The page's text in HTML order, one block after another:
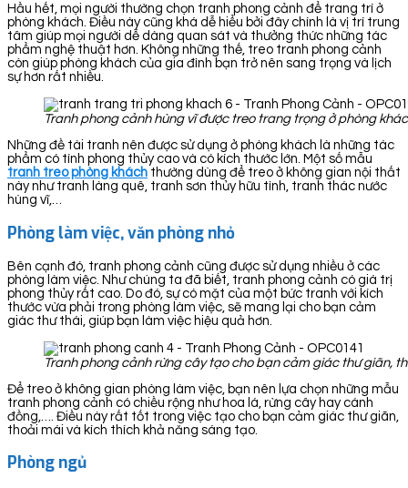
Hầu hết, mọi người thường chọn tranh phong cảnh để trang trí ở
phòng khách. Điều này cũng khá dễ hiểu bởi đây chính là vị trí trung
tâm giúp mọi người dễ dàng quan sát và thưởng thức những tác
phẩm nghệ thuật hơn. Không những thế, treo tranh phong cảnh
còn giúp phòng khách của gia đình bạn trở nên sang trọng và lịch
sự hơn rất nhiều.
Tranh phong cảnh hùng vĩ được treo trang trọng ở phòng
Những đề tài tranh nên được sử dụng ở phòng khách là những tác
phẩm có tính phong thủy cao và có kích thước lớn. Một số mẫu
tranh treo phòng khách thường dùng để treo ở không gian nội thất
này như tranh làng quê, tranh sơn thủy hữu tình, tranh thác nước
hùng vĩ,…
Phòng làm việc, văn phòng nhỏ
Bên cạnh đó, tranh phong cảnh cũng được sử dụng nhiều ở các
phòng làm việc. Như chúng ta đã biết, tranh phong cảnh có giá trị
phong thủy rất cao. Do đó, sự có mặt của một bức tranh với kích
thước vừa phải trong phòng làm việc, sẽ mang lại cho bạn cảm
giác thư thái, giúp bạn làm việc hiệu quả hơn.
Tranh phong cảnh rừng cây tạo cho bạn cảm giác thư giãn,
Để treo ở không gian phòng làm việc, bạn nên lựa chọn những mẫu
tranh phong cảnh có chiều rộng như hoa lá, rừng cây hay cánh
đồng,…. Điều này rất tốt trong việc tạo cho bạn cảm giác thư giãn,
thoải mái và kích thích khả năng sáng tạo.
Phòng ngủ